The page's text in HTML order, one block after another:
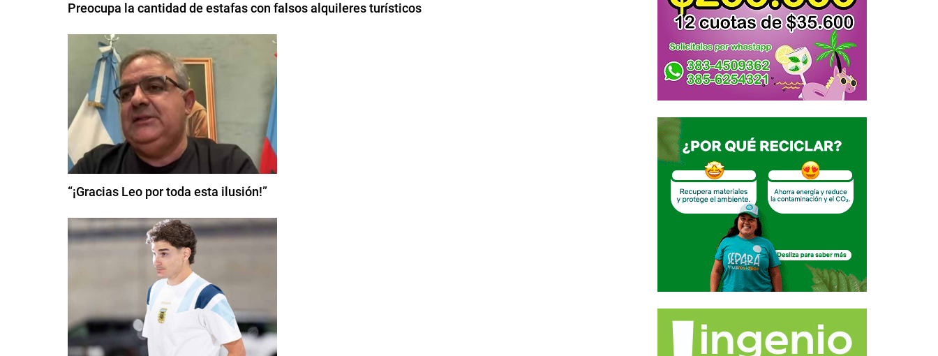
Preocupa la cantidad de estafas con falsos alquileres turísticos
“¡Gracias Leo por toda esta ilusión!”